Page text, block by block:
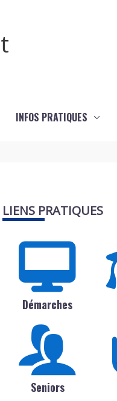
INFOS PRATIQUES
LIENS PRATIQUES
Démarches
Seniors